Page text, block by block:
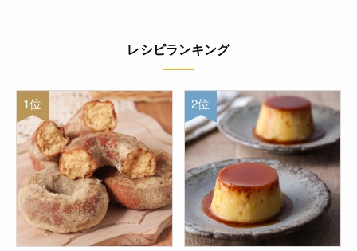
レシピランキング
1位 2位